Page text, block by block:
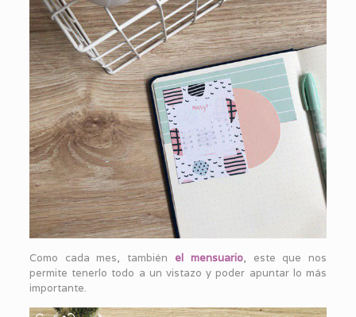
Como cada mes, también el mensuario, este que nos
permite tenerlo todo a un vistazo y poder apuntar lo más
importante.